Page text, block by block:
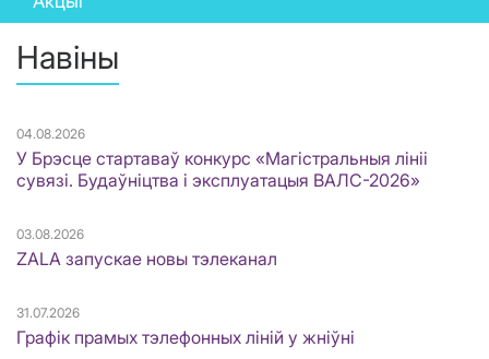
Навіны
04.08.2026
У Брэсце стартаваў конкурс «Магістральныя лініі
сувязі. Будаўніцтва і эксплуатацыя ВАЛС-2026»
03.08.2026
ZALA запускае новы тэлеканал
31.07.2026
Графік прамых тэлефонных ліній у жніўні